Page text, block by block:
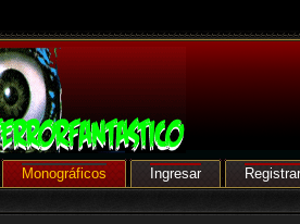
Monográficos Ingresar